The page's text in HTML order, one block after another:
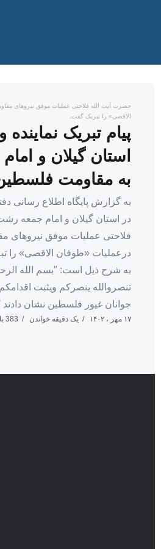
حضرت آیت الله فلاحتی عملیات موفق نیروهای
الاقصی» را تبریک گفت.
پیام تبریک نماینده
استان گیلان و
به مقاومت
به گزارش پایگاه اطلاع رسانی
در استان گیلان و امام جمعه
فلاحتی عملیات موفق نیروهای
درعملیات «طوفان الاقصی» را
به شرح ذیل است: ″بسم الله
تنصروالله ینصرکم ویثبت
جوانان غیور فلسطین نشان
۱۷ مهر ، ۱۴۰۲ یک دقیقه خواندن 383 بازدیدها